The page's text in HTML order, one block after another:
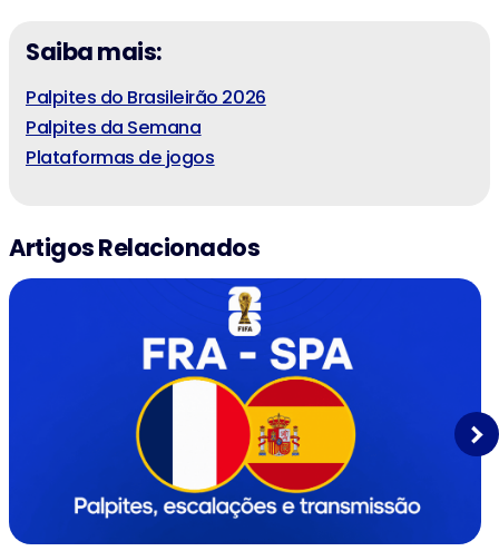
Saiba mais:
Palpites do Brasileirão 2026
Palpites da Semana
Plataformas de jogos
Artigos Relacionados
Next